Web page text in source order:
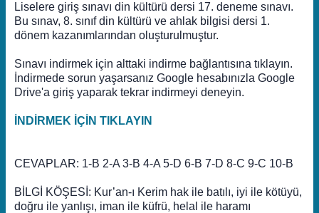
Liselere giriş sınavı din kültürü dersi 17. deneme sınavı.
Bu sınav, 8. sınıf din kültürü ve ahlak bilgisi dersi 1.
dönem kazanımlarından oluşturulmuştur.
Sınavı indirmek için alttaki indirme bağlantısına tıklayın.
İndirmede sorun yaşarsanız Google hesabınızla Google
Drive'a giriş yaparak tekrar indirmeyi deneyin.
İNDİRMEK İÇİN TIKLAYIN
CEVAPLAR: 1-B 2-A 3-B 4-A 5-D 6-B 7-D 8-C 9-C 10-B
BİLGİ KÖŞESİ: Kur’an-ı Kerim hak ile batılı, iyi ile kötüyü,
doğru ile yanlışı, iman ile küfrü, helal ile haramı